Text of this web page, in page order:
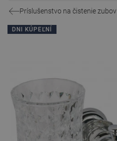
Príslušenstvo na čistenie zubov
DNI KÚPEĽNÍ